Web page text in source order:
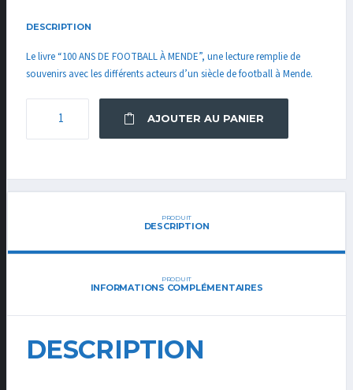
DESCRIPTION
Le livre “100 ANS DE FOOTBALL À MENDE”, une lecture remplie de
souvenirs avec les différents acteurs d’un siècle de football à Mende.
LIVRE
DE
AJOUTER AU PANIER
PRODUIT
DESCRIPTION
PRODUIT
INFORMATIONS COMPLÉMENTAIRES
DESCRIPTION